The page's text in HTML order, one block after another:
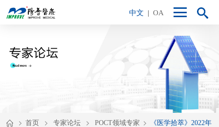
中文 | OA
首页 专家论坛 POCT领域专家
《医学拾萃》2022年